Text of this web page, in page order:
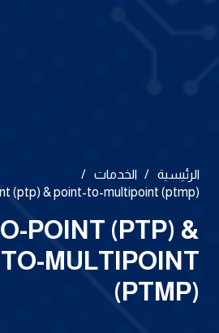
الرئيسية / الخدمات /
(ptp) & point-to-multipoint (ptmp)
POINT (PTP) &
MULTIPOINT
(PTMP)